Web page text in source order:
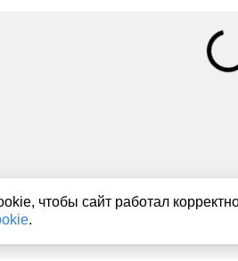
чтобы сайт работал
.